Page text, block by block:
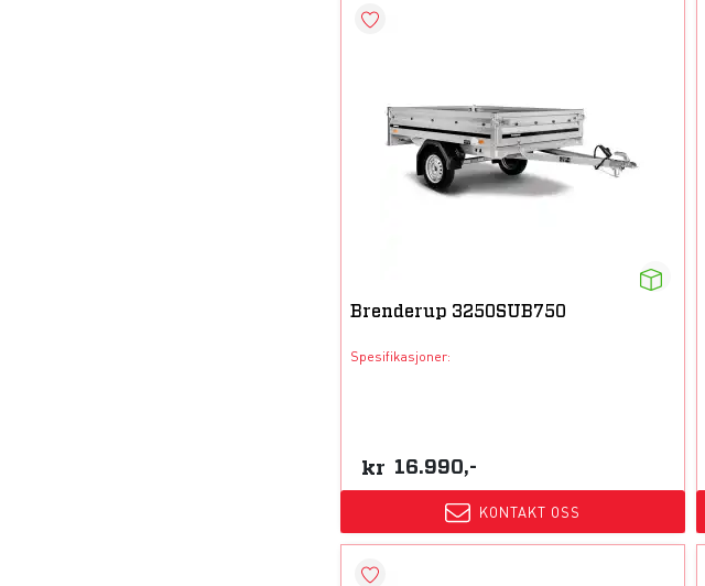
Brenderup 3250SUB750
Spesifikasjoner:
kr 16.990,-
KONTAKT OSS